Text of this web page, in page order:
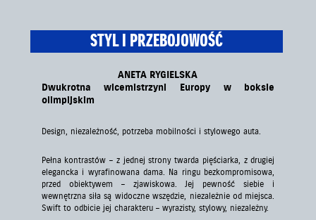
STYL I PRZEBOJOWOŚĆ
ANETA RYGIELSKA
Dwukrotna wicemistrzyni Europy w boksie
olimpijskim
Design, niezależność, potrzeba mobilności i stylowego auta.
Pełna kontrastów – z jednej strony twarda pięściarka, z drugiej
elegancka i wyrafinowana dama. Na ringu bezkompromisowa,
przed obiektywem – zjawiskowa. Jej pewność siebie i
wewnętrzna siła są widoczne wszędzie, niezależnie od miejsca.
Swift to odbicie jej charakteru – wyrazisty, stylowy, niezależny.